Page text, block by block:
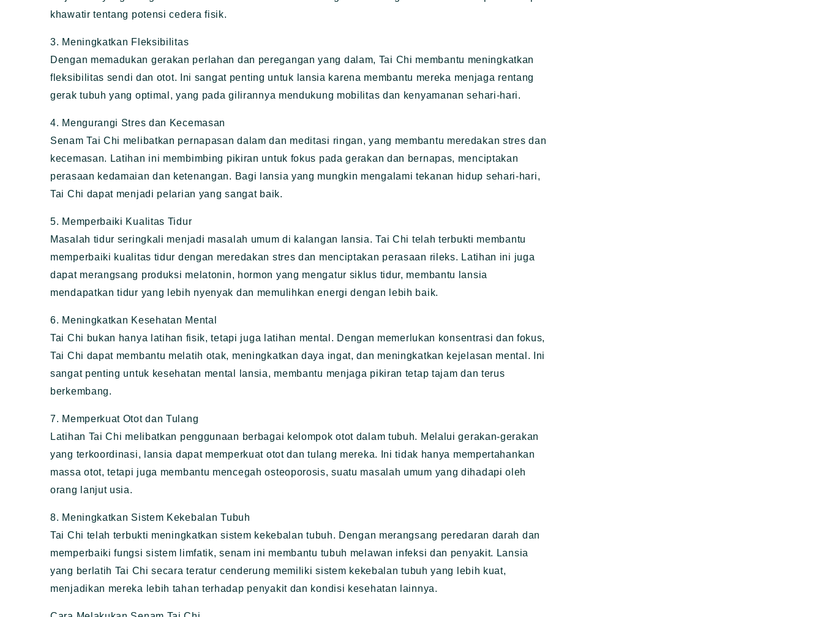
khawatir tentang potensi cedera fisik.
3. Meningkatkan Fleksibilitas
Dengan memadukan gerakan perlahan dan peregangan yang dalam, Tai Chi membantu meningkatkan
fleksibilitas sendi dan otot. Ini sangat penting untuk lansia karena membantu mereka menjaga rentang
gerak tubuh yang optimal, yang pada gilirannya mendukung mobilitas dan kenyamanan sehari-hari.
4. Mengurangi Stres dan Kecemasan
Senam Tai Chi melibatkan pernapasan dalam dan meditasi ringan, yang membantu meredakan stres dan
kecemasan. Latihan ini membimbing pikiran untuk fokus pada gerakan dan bernapas, menciptakan
perasaan kedamaian dan ketenangan. Bagi lansia yang mungkin mengalami tekanan hidup sehari-hari,
Tai Chi dapat menjadi pelarian yang sangat baik.
5. Memperbaiki Kualitas Tidur
Masalah tidur seringkali menjadi masalah umum di kalangan lansia. Tai Chi telah terbukti membantu
memperbaiki kualitas tidur dengan meredakan stres dan menciptakan perasaan rileks. Latihan ini juga
dapat merangsang produksi melatonin, hormon yang mengatur siklus tidur, membantu lansia
mendapatkan tidur yang lebih nyenyak dan memulihkan energi dengan lebih baik.
6. Meningkatkan Kesehatan Mental
Tai Chi bukan hanya latihan fisik, tetapi juga latihan mental. Dengan memerlukan konsentrasi dan fokus,
Tai Chi dapat membantu melatih otak, meningkatkan daya ingat, dan meningkatkan kejelasan mental. Ini
sangat penting untuk kesehatan mental lansia, membantu menjaga pikiran tetap tajam dan terus
berkembang.
7. Memperkuat Otot dan Tulang
Latihan Tai Chi melibatkan penggunaan berbagai kelompok otot dalam tubuh. Melalui gerakan-gerakan
yang terkoordinasi, lansia dapat memperkuat otot dan tulang mereka. Ini tidak hanya mempertahankan
massa otot, tetapi juga membantu mencegah osteoporosis, suatu masalah umum yang dihadapi oleh
orang lanjut usia.
8. Meningkatkan Sistem Kekebalan Tubuh
Tai Chi telah terbukti meningkatkan sistem kekebalan tubuh. Dengan merangsang peredaran darah dan
memperbaiki fungsi sistem limfatik, senam ini membantu tubuh melawan infeksi dan penyakit. Lansia
yang berlatih Tai Chi secara teratur cenderung memiliki sistem kekebalan tubuh yang lebih kuat,
menjadikan mereka lebih tahan terhadap penyakit dan kondisi kesehatan lainnya.